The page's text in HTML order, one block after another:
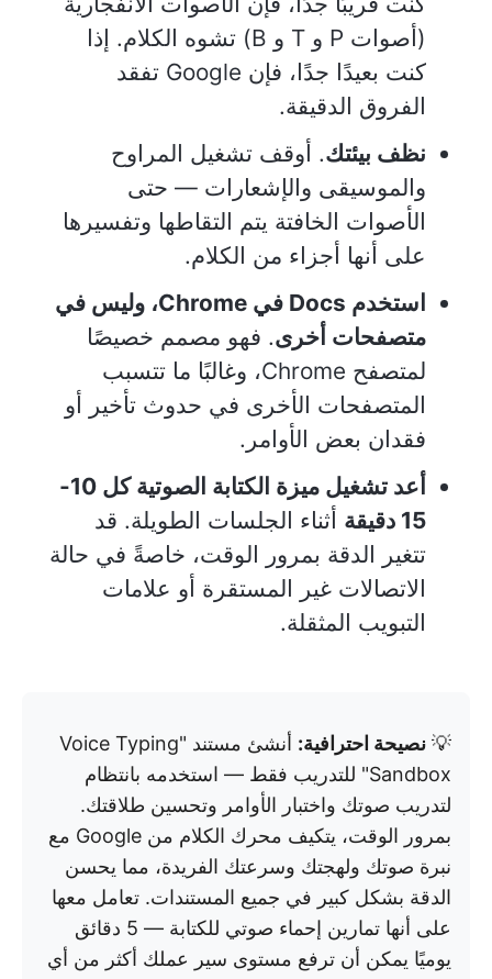
(أصوات P و T و B) تشوه الكلام. إذا
كنت بعيدًا جدًا، فإن Google تفقد
الفروق الدقيقة.
نظف بيئتك. أوقف تشغيل المراوح
والموسيقى والإشعارات — حتى
الأصوات الخافتة يتم التقاطها وتفسيرها
على أنها أجزاء من الكلام.
استخدم Docs في Chrome، وليس في
متصفحات أخرى. فهو مصمم خصيصًا
لمتصفح Chrome، وغالبًا ما تتسبب
المتصفحات الأخرى في حدوث تأخير أو
فقدان بعض الأوامر.
أعد تشغيل ميزة الكتابة الصوتية كل 10-
15 دقيقة
أثناء الجلسات الطويلة. قد
تتغير الدقة بمرور الوقت، خاصةً في حالة
الاتصالات غير المستقرة أو علامات
التبويب المثقلة.
💡 نصيحة احترافية:
أنشئ مستند "Voice Typing
Sandbox" للتدريب فقط — استخدمه بانتظام
لتدريب صوتك واختبار الأوامر وتحسين طلاقتك.
بمرور الوقت، يتكيف محرك الكلام من Google مع
نبرة صوتك ولهجتك وسرعتك الفريدة، مما يحسن
الدقة بشكل كبير في جميع المستندات. تعامل معها
على أنها تمارين إحماء صوتي للكتابة — 5 دقائق
يوميًا يمكن أن ترفع مستوى سير عملك أكثر من أي